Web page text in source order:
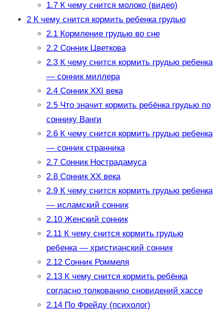
1.7К чему снится молоко (видео)
2К чему снится кормить ребенка грудью
2.1Кормление грудью во сне
2.2Сонник Цветкова
2.3К чему снится кормить грудью ребенка
— сонник миллера
2.4Сонник XXI века
2.5Что значит кормить ребёнка грудью по
соннику Ванги
2.6К чему снится кормить грудью ребенка
— сонник странника
2.7Сонник Нострадамуса
2.8Сонник ХХ века
2.9К чему снится кормить грудью ребенка
— исламский сонник
2.10Женский сонник
2.11К чему снится кормить грудью
ребенка — христианский сонник
2.12Сонник Роммеля
2.13К чему снится кормить ребёнка
согласно толкованию сновидений хассе
2.14По Фрейду (психолог)